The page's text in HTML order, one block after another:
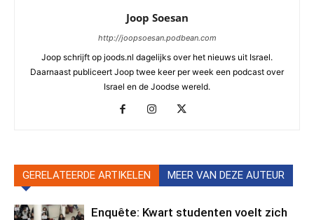
Joop Soesan
http://joopsoesan.podbean.com
Joop schrijft op joods.nl dagelijks over het nieuws uit Israel.
Daarnaast publiceert Joop twee keer per week een podcast over
Israel en de Joodse wereld.
GERELATEERDE ARTIKELEN MEER VAN DEZE AUTEUR
Enquête: Kwart studenten voelt zich